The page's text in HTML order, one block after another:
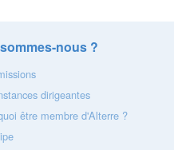
nous ?
dirigeantes
être membre d'Alterre ?